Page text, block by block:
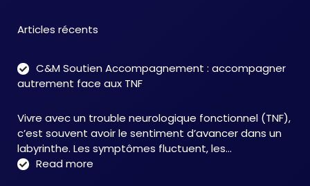
Articles récents
C&M Soutien Accompagnement : accompagner
autrement face aux TNF
Vivre avec un trouble neurologique fonctionnel (TNF),
c’est souvent avoir le sentiment d’avancer dans un
labyrinthe. Les symptômes fluctuent, les…
Read more